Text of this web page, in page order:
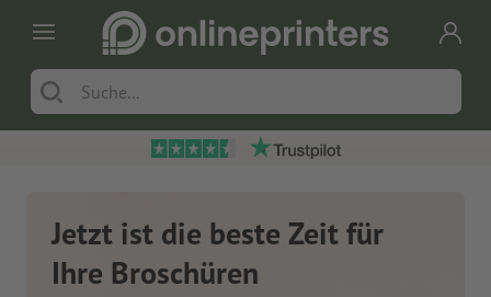
Jetzt ist die beste Zeit für
Ihre Broschüren